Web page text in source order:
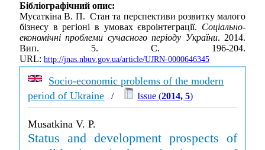
Бібліографічний опис:
Мусаткіна В. П. Стан та перспективи розвитку малого
бізнесу в регіоні в умовах євроінтеграції. Соціально-
економічні проблеми сучасного періоду України. 2014.
Вип. 5. С. 196-204.
URL: http://jnas.nbuv.gov.ua/article/UJRN-0000646345
Socio-economic problems of the modern
period of Ukraine / Issue (2014, 5)
Musatkina V. P.
Status and development prospects of